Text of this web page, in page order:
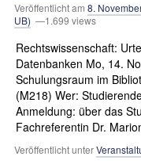
Veröffentlicht am 8.
UB) —1.699 views
Rechtswissenschaft:
Datenbanken Mo, 14.
Schulungsraum im
(M218) Wer:
Anmeldung: über das
Fachreferentin Dr.
Veröffentlicht unter